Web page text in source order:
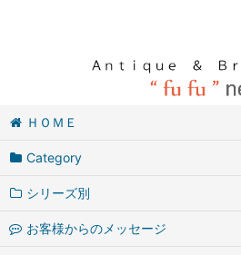
ＨＯＭＥ
Category
シリーズ別
お客様からのメッセージ